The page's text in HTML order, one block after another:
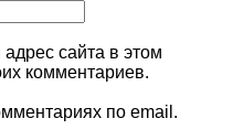
сайта в этом
комментариев.
по email.